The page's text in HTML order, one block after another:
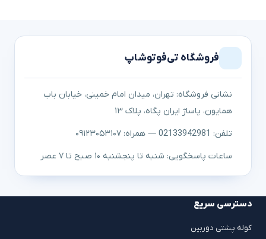
فروشگاه تی‌فوتوشاپ
نشانی فروشگاه: تهران، میدان امام خمینی، خیابان باب
همایون، پاساژ ایران پگاه، پلاک ۱۳
تلفن: 02133942981 — همراه: ۰۹۱۲۳۰۵۳۱۰۷
ساعات پاسخگویی: شنبه تا پنجشنبه ۱۰ صبح تا ۷ عصر
دسترسی سریع
کوله پشتی دوربین